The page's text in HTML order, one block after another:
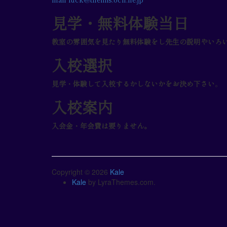
見学・無料体験当日
教室の雰囲気を見たり無料体験をし先生の説明やいろ
入校選択
見学・体験して入校するかしないかをお決め下さい。
入校案内
入会金・年会費は要りません。
Copyright © 2026 Kale
Kale by LyraThemes.com.